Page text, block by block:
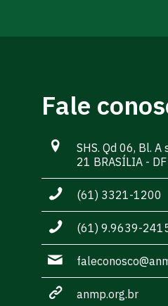
Fale
SHS. Qd 06, Bl.
21 BRASÍLIA -
(61) 3321-1200
(61) 9.9639-
anmp.org.br